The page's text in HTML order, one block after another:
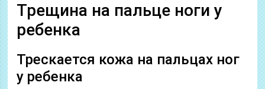
Трещина на пальце ноги у
ребенка
Трескается кожа на пальцах ног
у ребенка